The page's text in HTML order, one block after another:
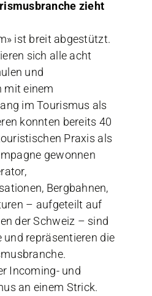
zieht
ist breit abgestützt.
sich alle acht
und
mit einem
im Tourismus als
konnten bereits 40
Praxis als
gewonnen
Bergbahnen,
– aufgeteilt auf
der Schweiz – sind
und repräsentieren die
Incoming- und
an einem Strick.